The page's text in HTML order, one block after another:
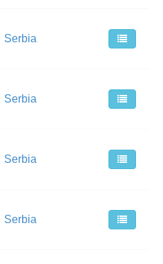
Serbia
Serbia
Serbia
Serbia